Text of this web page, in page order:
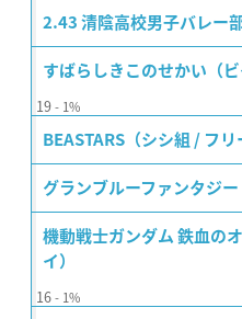
2.43 清陰高校男子バレー
すばらしきこのせかい（ビ
19 1%
BEASTARS（シシ組 / フリ
グランブルーファンタジー
機動戦士ガンダム 鉄血の
イ）
16 1%